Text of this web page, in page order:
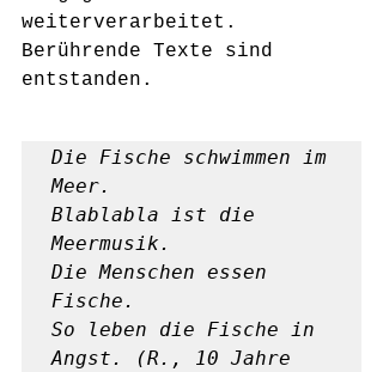
weiterverarbeitet.
Berührende Texte sind
entstanden.
Die Fische schwimmen im
Meer.
Blablabla ist die
Meermusik.
Die Menschen essen
Fische.
So leben die Fische in
Angst. (R., 10 Jahre